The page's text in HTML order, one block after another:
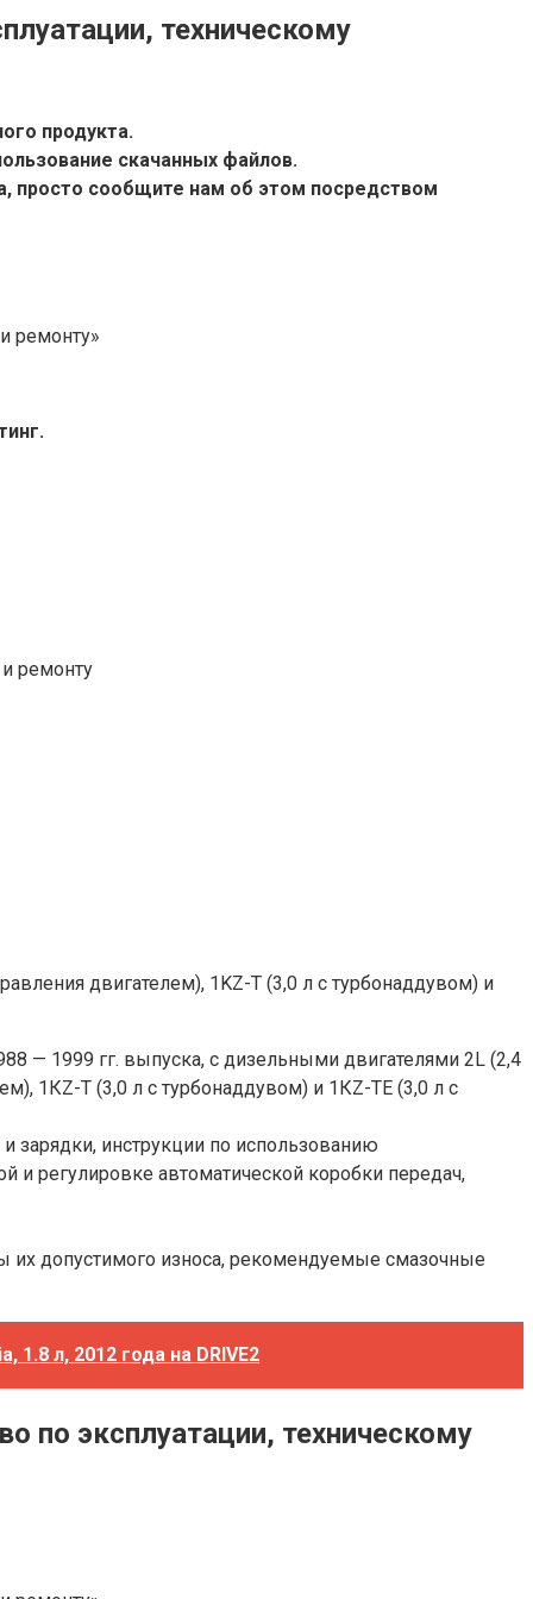
техническому
продукта.
скачанных файлов.
просто сообщите нам об этом посредством
ремонту»
двигателем), 1KZ-T (3,0 л с турбонаддувом) и
— 1999 гг. выпуска, с дизельными двигателями 2L (2,4
1КZ-Т (3,0 л с турбонаддувом) и 1КZ-ТЕ (3,0 л с
зарядки, инструкции по использованию
и регулировке автоматической коробки передач,
допустимого износа, рекомендуемые смазочные
л, 2012 года на DRIVE2
по эксплуатации, техническому